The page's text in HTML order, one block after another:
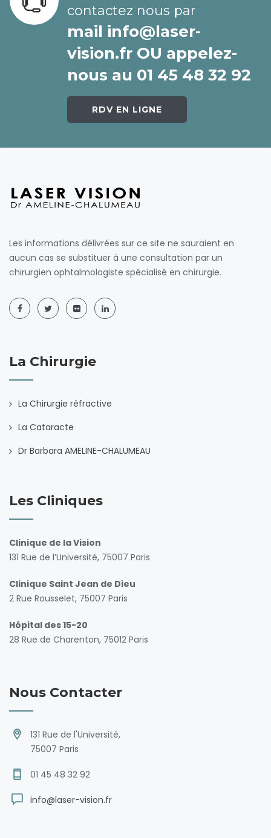
contactez nous par
mail info@laser-
vision.fr OU appelez-
nous au 01 45 48 32 92
RDV EN LIGNE
Les informations délivrées sur ce site ne sauraient en
aucun cas se substituer à une consultation par un
chirurgien ophtalmologiste spécialisé en chirurgie.
La Chirurgie
La Chirurgie réfractive
La Cataracte
Dr Barbara AMELINE-CHALUMEAU
Les Cliniques
Clinique de la Vision
131 Rue de l’Université, 75007 Paris
Clinique Saint Jean de Dieu
2 Rue Rousselet, 75007 Paris
Hôpital des 15-20
28 Rue de Charenton, 75012 Paris
Nous Contacter
131 Rue de l'Université,
75007 Paris
01 45 48 32 92
info@laser-vision.fr